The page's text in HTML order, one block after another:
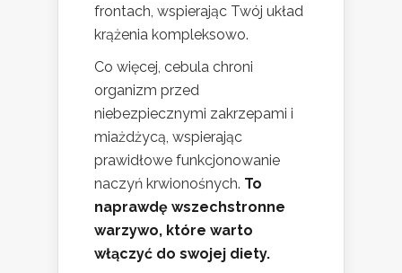
frontach, wspierając Twój układ
krążenia kompleksowo.
Co więcej, cebula chroni
organizm przed
niebezpiecznymi zakrzepami i
miażdżycą, wspierając
prawidłowe funkcjonowanie
naczyń krwionośnych. To
naprawdę wszechstronne
warzywo, które warto
włączyć do swojej diety.